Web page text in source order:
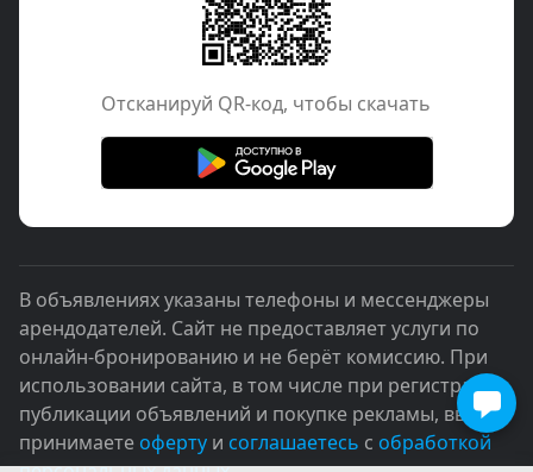
Отcканируй QR-код, чтобы скачать
В объявлениях указаны телефоны и мессенджеры
арендодателей. Сайт не предоставляет услуги по
онлайн-бронированию и не берёт комиссию. При
использовании сайта, в том числе при регистрации,
публикации объявлений и покупке рекламы, вы
принимаете оферту и соглашаетесь с обработкой